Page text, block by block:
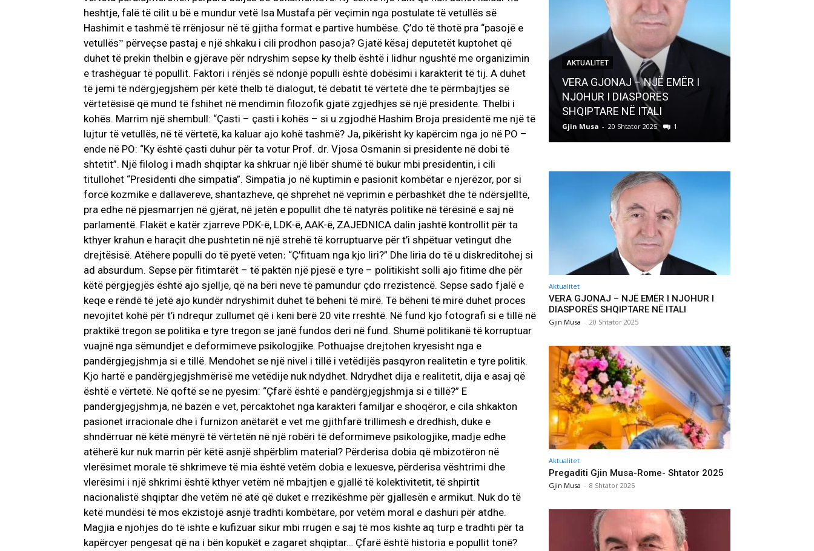
heshtje, falë të cilit u bë e mundur vetë Isa Mustafa për veçimin nga postulate të vetullës së
Hashimit e tashmë të rrënjosur në të gjitha format e partive humbëse. Ç’do të thotë pra “pasojë e
vetullësˮ përveçse pastaj e një shkaku i cili prodhon pasoja? Gjatë kësaj deputetët kuptohet që
duhet të prekin thelbin e gjërave për ndryshim sepse ky thelb është i lidhur ngushtë me organizimin
e trashëguar të popullit. Faktori i rënjës së ndonjë populli është dobësimi i karakterit të tij. A duhet
të jemi të ndërgjegjshëm për këtë thelb të dialogut, të debatit të vërtetë dhe të përmbajtjes së
vërtetësisë që mund të fshihet në mendimin filozofik gjatë zgjedhjes së një presidente. Thelbi i
kohës. Marrim një shembull: “Çasti – çasti i kohës – si u zgjodhë Hashim Broja presidentë me një të
lujtur të vetullës, në të vërtetë, ka kaluar ajo kohë tashmë? Ja, pikërisht ky kapërcim nga jo në PO –
ende në PO: “Ky është çasti duhur për ta votur Prof. dr. Vjosa Osmanin si presidente në dobi të
shtetit”. Një filolog i madh shqiptar ka shkruar një libër shumë të bukur mbi presidentin, i cili
titullohet “Presidenti dhe simpatia”. Simpatia jo në kuptimin e pasionit kombëtar e njerëzor, por si
forcë kozmike e dallavereve, shantazheve, që shprehet në veprimin e përbashkët dhe të ndërsjelltë,
pra edhe në pjesmarrjen në gjërat, në jetën e popullit dhe të natyrës politike në tërësinë e saj në
parlamentë. Flakët e katër zjarreve PDK-ë, LDK-ë, AAK-ë, ZAJEDNICA dalin jashtë kontrollit për ta
kthyer krahun e haraçit dhe pushtetin në një strehë të korruptuarve për t’i shpëtuar vetingut dhe
drejtësisë. Atëhere populli do të pyetë vetenː “Ç’fituam nga kjo liri?” Dhe liria do të u diskreditohej si
ad absurdum. Sepse për fitimtarët – të paktën një pjesë e tyre – politikisht solli ajo fitime dhe për
këtë përgjegjës është ajo sjellje, që na bëri neve të pamundur çdo rrezistencë. Sepse sado fjalë e
keqe e rëndë të jetë ajo kundër ndryshimit duhet të beheni të mirë. Të bëheni të mirë duhet proces
nevojitet kohë për t’i ndrequr zullumet që i keni berë 20 vite rreshtë. Në fund kjo fotografi si e tillë në
praktikë tregon se politika e tyre tregon se janë fundos deri në fund. Shumë politikanë të korruptuar
vuajnë nga sëmundjet e deformimeve psikologjike. Pothuajse drejtohen kryesisht nga e
pandërgjegjshmja si e tillë. Mendohet se një nivel i tillë i vetëdijës pasqyron realitetin e tyre politik.
Kjo hartë e pandërgjegjshmërisë me vetëdije nuk ndydhet. Ndrydhet dija e realitetit, dija e asaj që
është e vërtetë. Në qoftë se ne pyesim: “Çfarë është e pandërgjegjshmja si e tillë?” E
pandërgjegjshmja, në bazën e vet, përcaktohet nga karakteri familjar e shoqëror, e cila shkakton
pasionet irracionale dhe i furnizon anëtarët e vet me gjithfarë trillimesh e dredhish, duke e
shndërruar në këtë mënyrë të vërtetën në një robëri të deformimeve psikologjike, madje edhe
atëherë kur nuk marrin për këtë asnjë shpërblim material? Përderisa dobia që mbizotëron në
vlerësimet morale të shkrimeve të mia është vetëm dobia e lexuesve, përderisa vështrimi dhe
vlerësimi i një shkrimi është kthyer vetëm në mbajtjen e gjallë të kolektivitetit, të shpirtit
nacionalistë shqiptar dhe vetëm në atë që duket e rrezikëshme për gjallesën e armikut. Nuk do të
ketë mundësi të mos ekzistojë asnjë tradhti kombëtare, por vetëm moral e dashuri për atdhe.
Magjia e njohjes do të ishte e kufizuar sikur mbi rrugën e saj të mos kishte aq turp e tradhti për ta
kapërcyer pengesat që na i bën kopukët e zagaret shqiptar… Çfarë është historia e popullit tonë?
AKTUALITET
VERA GJONAJ – NJË EMËR I
NJOHUR I DIASPORËS
SHQIPTARE NË ITALI
Gjin Musa - 20 Shtator 2025 1
Aktualitet
VERA GJONAJ – NJË EMËR I NJOHUR I
DIASPORËS SHQIPTARE NË ITALI
Gjin Musa - 20 Shtator 2025
Aktualitet
Pregaditi Gjin Musa-Rome- Shtator 2025
Gjin Musa - 8 Shtator 2025